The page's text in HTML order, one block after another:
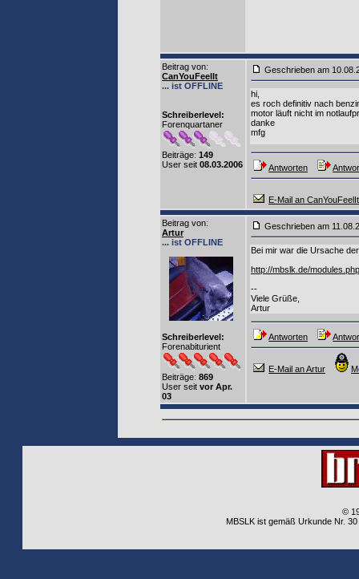
Beitrag von:
CanYouFeelIt
... ist OFFLINE
Schreiberlevel:
Forenquartaner
Beiträge: 149
User seit 08.03.2006
Geschrieben am
hi,
es roch definitiv nach
motor läuft nicht im
danke
mfg
Antworten
E-Mail an CanYouFeelIt
Beitrag von:
Artur
... ist OFFLINE
Schreiberlevel:
Forenabiturient
Beiträge: 869
User seit vor Apr.
03
Geschrieben am
Bei mir war die Ursache
http://mbslk.de/
--
Viele Grüße,
Artur
Antworten
E-Mail an Artur
©
MBSLK ist gemäß Urkunde Nr.